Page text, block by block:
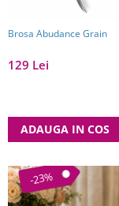
Brosa Abudance Grain
129 Lei
ADAUGA IN COS
-23%